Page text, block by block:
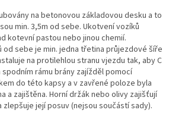
na betonovou základovou desku a to
min. 3,5m od sebe. Ukotvení vozíků
kotevní pastou nebo jinou chemií.
od sebe je min. jedna třetina průjezdové šíře
na protilehlou stranu vjezdu tak, aby C
rámu brány zajížděl pomocí
do této kapsy a v zavřené poloze byla
a zajištěna. Horní držák nebo olivy zajišťují
zlepšuje její posuv (nejsou součástí sady).